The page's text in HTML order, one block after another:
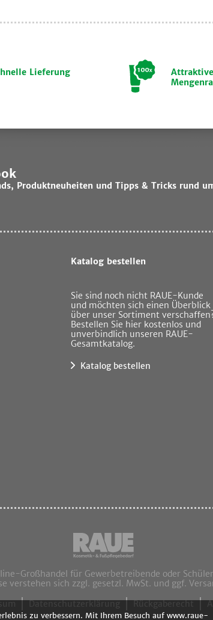
Lieferung
Attraktive
Produktneuheiten und Tipps & Tricks rund
Katalog bestellen
Sie sind noch nicht RAUE-Kunde
und möchten sich einen Überblick
über unser Sortiment
Bestellen Sie hier kostenlos und
unverbindlich unseren RAUE-
Gesamtkatalog.
Katalog bestellen
Großhandel für Gewerbetreibende oder
verstehen sich zzgl. gesetzl. MwSt. und ggf.
Datenschutzerklärung Rückgaberecht
zu verbessern. Mit Ihrem Besuch auf www.raue-